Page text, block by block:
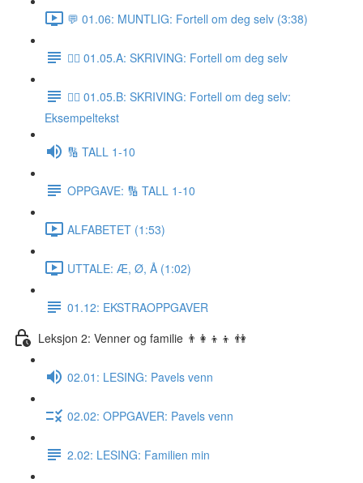
💬 01.06: MUNTLIG: Fortell om deg selv (3:38)
✍🏼 01.05.A: SKRIVING: Fortell om deg selv
✍🏼 01.05.B: SKRIVING: Fortell om deg selv:
Eksempeltekst
🔢 TALL 1-10
OPPGAVE: 🔢 TALL 1-10
ALFABETET (1:53)
UTTALE: Æ, Ø, Å (1:02)
01.12: EKSTRAOPPGAVER
Leksjon 2: Venner og familie 👨‍👩‍👦‍👦 👫
02.01: LESING: Pavels venn
02.02: OPPGAVER: Pavels venn
2.02: LESING: Familien min